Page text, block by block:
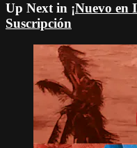
Up Next in ¡Nuevo
Suscripción